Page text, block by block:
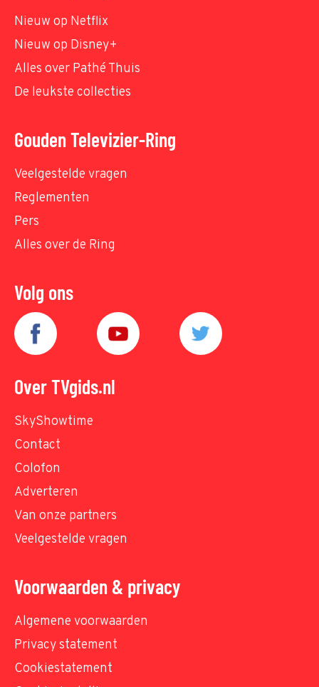
Nieuw op Netflix
Nieuw op Disney+
Alles over Pathé Thuis
De leukste collecties
Gouden Televizier-Ring
Veelgestelde vragen
Reglementen
Pers
Alles over de Ring
Volg ons
Over TVgids.nl
SkyShowtime
Contact
Colofon
Adverteren
Van onze partners
Veelgestelde vragen
Voorwaarden & privacy
Algemene voorwaarden
Privacy statement
Cookiestatement